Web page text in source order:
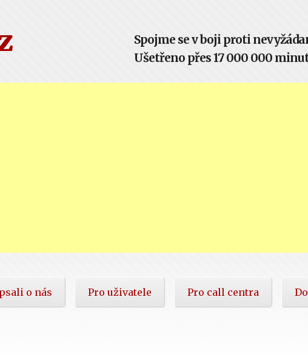
Spojme se v boji proti
Ušetřeno přes 17 000 000
o nás Pro uživatele Pro call centra